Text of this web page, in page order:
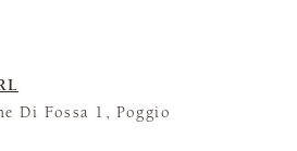
Di Fossa 1, Poggio